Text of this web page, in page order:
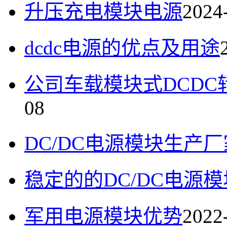
升压充电模块电源
dcdc电源的优点及用途
公司车载模块式
08
DC/DC电源模块生产
稳定的的DC/DC电源
军用电源模块优势